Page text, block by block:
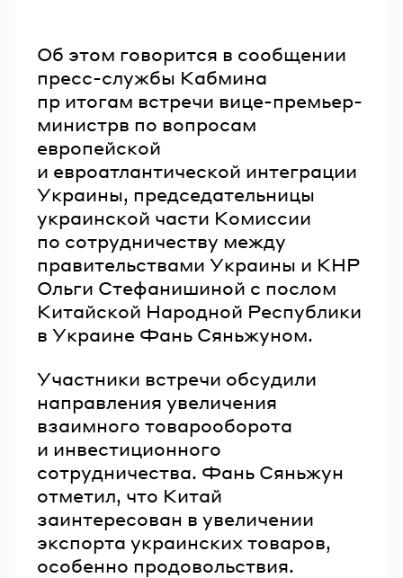
Об этом говорится в сообщении
пресс-службы Кабмина
пр итогам встречи вице-премьер-
министрв по вопросам
европейской
и евроатлантической интеграции
Украины, председательницы
украинской части Комиссии
по сотрудничеству между
правительствами Украины и КНР
Ольги Стефанишиной с послом
Китайской Народной Республики
в Украине Фань Сяньжуном.
Участники встречи обсудили
направления увеличения
взаимного товарооборота
и инвестиционного
сотрудничества. Фань Сяньжун
отметил, что Китай
заинтересован в увеличении
экспорта украинских товаров,
особенно продовольствия.